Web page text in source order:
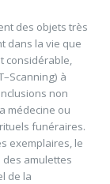
des objets très
dans la vie que
considérable,
à
non
médecine ou
funéraires.
exemplaires, le
des amulettes
de la